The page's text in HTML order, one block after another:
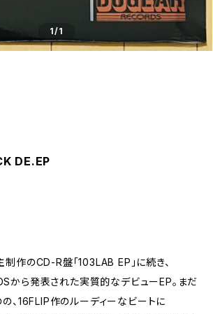
1/1
DE.EP
作のCD-R盤「103LAB EP」に続き、
から発表された実質的なデビューEP。まだ
、16FLIP作のルーディーなビートに